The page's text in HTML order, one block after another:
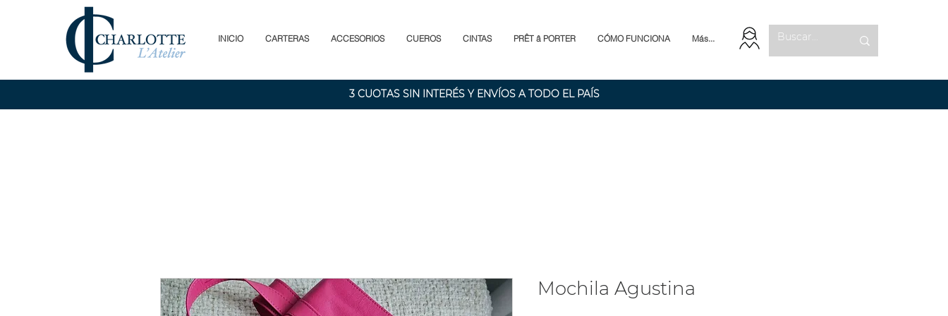
INICIO CARTERAS ACCESORIOS CUEROS CINTAS PRÊT â PORTER CÓMO FUNCIONA Más...
3 CUOTAS SIN INTERÉS Y ENVÍOS A TODO EL PAÍS
Mochila Agustina